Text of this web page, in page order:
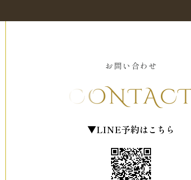
お問い合わせ
▼LINE予約はこちら